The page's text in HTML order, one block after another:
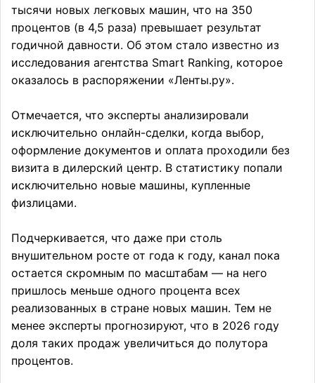
тысячи новых легковых машин, что на 350
процентов (в 4,5 раза) превышает результат
годичной давности. Об этом стало известно из
исследования агентства Smart Ranking, которое
оказалось в распоряжении «Ленты.ру».
Отмечается, что эксперты анализировали
исключительно онлайн-сделки, когда выбор,
оформление документов и оплата проходили без
визита в дилерский центр. В статистику попали
исключительно новые машины, купленные
физлицами.
Подчеркивается, что даже при столь
внушительном росте от года к году, канал пока
остается скромным по масштабам — на него
пришлось меньше одного процента всех
реализованных в стране новых машин. Тем не
менее эксперты прогнозируют, что в 2026 году
доля таких продаж увеличиться до полутора
процентов.